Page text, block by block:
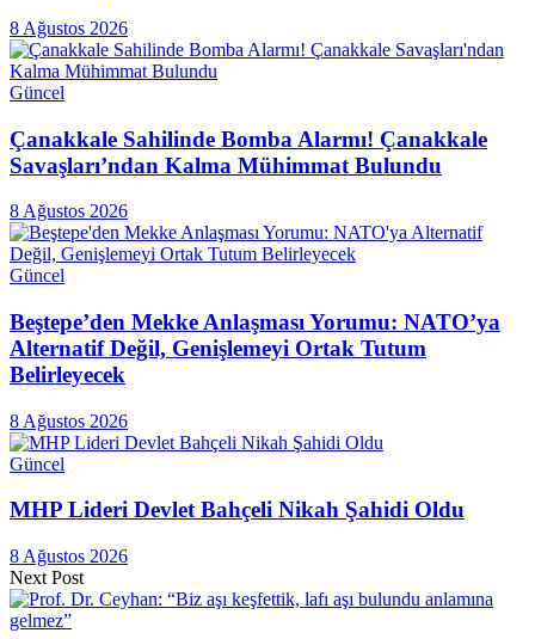
8 Ağustos 2026
Güncel
Çanakkale Sahilinde Bomba Alarmı! Çanakkale
Savaşları’ndan Kalma Mühimmat Bulundu
8 Ağustos 2026
Güncel
Beştepe’den Mekke Anlaşması Yorumu: NATO’ya
Alternatif Değil, Genişlemeyi Ortak Tutum
Belirleyecek
8 Ağustos 2026
Güncel
MHP Lideri Devlet Bahçeli Nikah Şahidi Oldu
8 Ağustos 2026
Next Post